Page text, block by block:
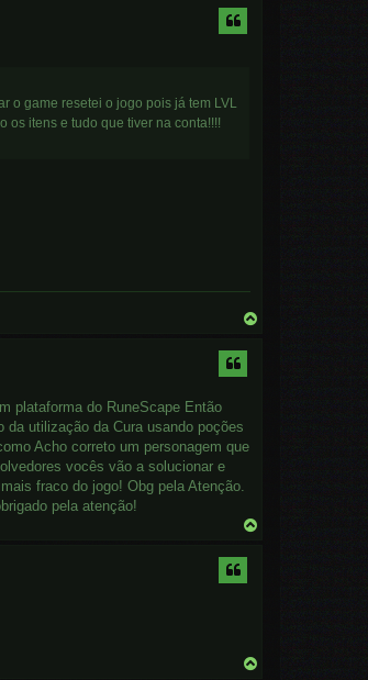
o game resetei o jogo pois já tem LVL
os itens e tudo que tiver na conta!!!!
plataforma do RuneScape Então
utilização da Cura usando poções
Acho correto um personagem que
vocês vão a solucionar e
fraco do jogo! Obg pela Atenção.
pela atenção!